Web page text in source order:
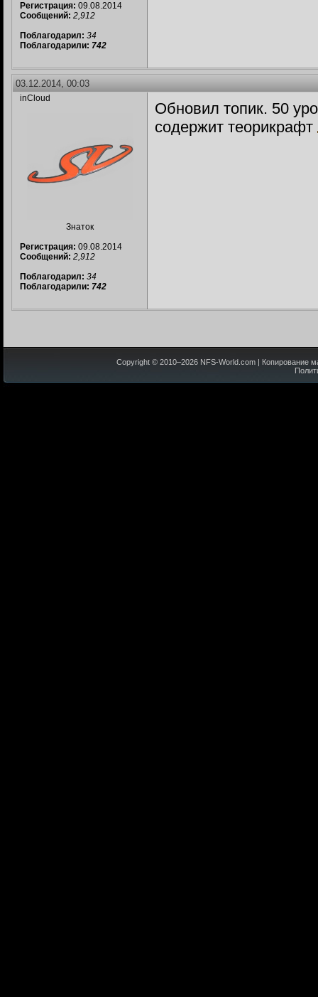
Регистрация: 09.08.2014
Сообщений: 2,912
Поблагодарил: 34
Поблагодарили: 742
03.12.2014, 00:03
inCloud
Знаток
Регистрация: 09.08.2014
Сообщений: 2,912
Поблагодарил: 34
Поблагодарили: 742
Обновил топик. 50
содержит теорикрафт
Copyright © 2010–2026 NFS-World.com | Копирование